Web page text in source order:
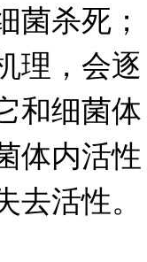
菌杀死；
理，会逐
和细菌体
体内活性
活性。